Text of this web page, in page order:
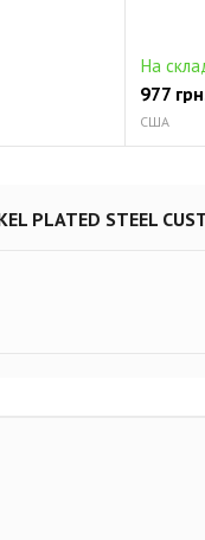
На
977
США
PLATED STEEL